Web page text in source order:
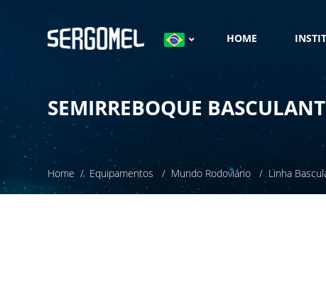
HOME
SEMIRREBOQUE
Home Equipamentos Mundo Rodoviário Linha